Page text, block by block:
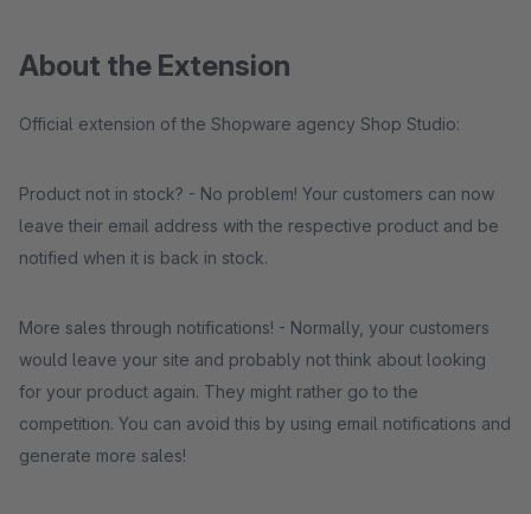
About the Extension
Official extension of the Shopware agency Shop Studio:
Product not in stock? - No problem! Your customers can now
leave their email address with the respective product and be
notified when it is back in stock.
More sales through notifications! - Normally, your customers
would leave your site and probably not think about looking
for your product again. They might rather go to the
competition. You can avoid this by using email notifications and
generate more sales!